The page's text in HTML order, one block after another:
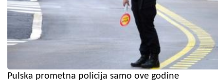
Pulska prometna policija samo ove godine